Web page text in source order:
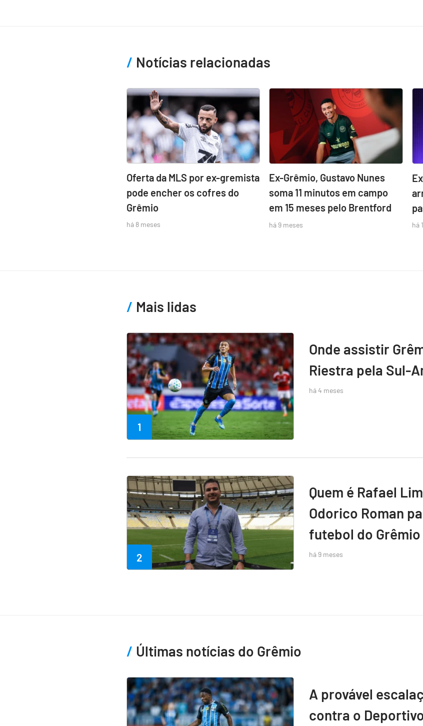
Notícias relacionadas
Oferta da MLS por ex-gremista
pode encher os cofres do
Grêmio
há 8 meses
Ex-Grêmio, Gustavo Nunes
soma 11 minutos em campo
em 15 meses pelo Brentford
há 9 meses há
Mais lidas
1
Onde assistir
Riestra pela Sul-
há 4 meses
2
Quem é Rafael
Odorico Roman
futebol do
há 9 meses
Últimas notícias do Grêmio
A provável
contra o